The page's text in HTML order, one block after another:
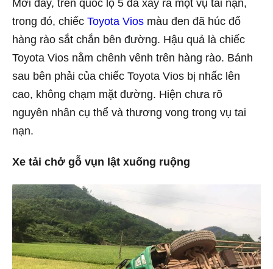
Mới đây, trên quốc lộ 5 đã xảy ra một vụ tai nạn,
trong đó, chiếc Toyota Vios màu đen đã húc đổ
hàng rào sắt chắn bên đường. Hậu quả là chiếc
Toyota Vios nằm chênh vênh trên hàng rào. Bánh
sau bên phải của chiếc Toyota Vios bị nhấc lên
cao, không chạm mặt đường. Hiện chưa rõ
nguyên nhân cụ thể và thương vong trong vụ tai
nạn.
Xe tải chở gỗ vụn lật xuống ruộng